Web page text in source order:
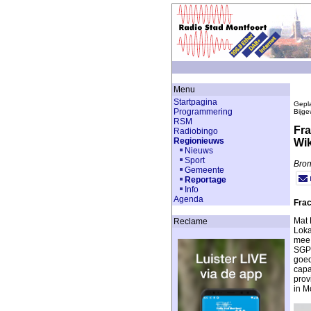
Menu
Startpagina
Programmering
RSM
Radiobingo
Regionieuws
Nieuws
Sport
Gemeente
Reportage
Info
Agenda
Reclame
Mat
in